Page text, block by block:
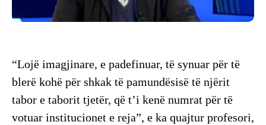
“Lojë imagjinare, e padefinuar, të synuar për të
blerë kohë për shkak të pamundësisë të njërit
tabor e taborit tjetër, që t’i kenë numrat për të
votuar institucionet e reja”, e ka quajtur profesori,